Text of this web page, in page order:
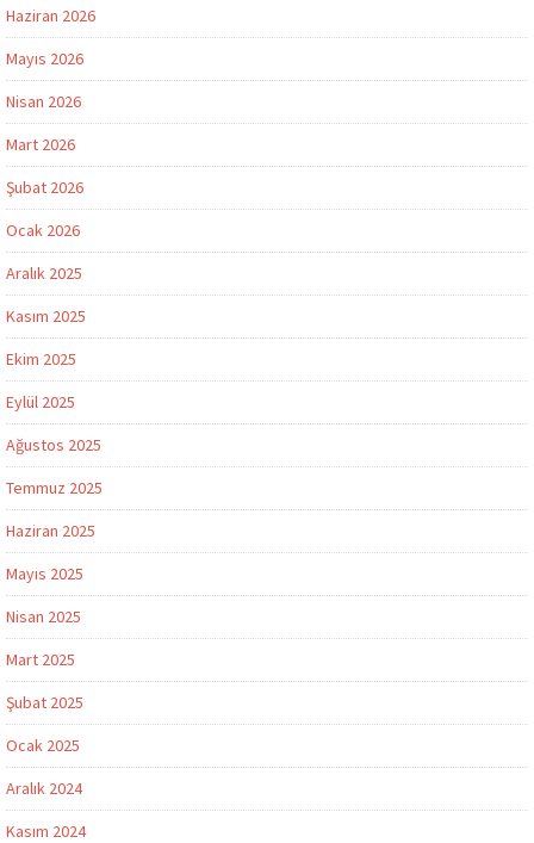
Haziran 2026
Mayıs 2026
Nisan 2026
Mart 2026
Şubat 2026
Ocak 2026
Aralık 2025
Kasım 2025
Ekim 2025
Eylül 2025
Ağustos 2025
Temmuz 2025
Haziran 2025
Mayıs 2025
Nisan 2025
Mart 2025
Şubat 2025
Ocak 2025
Aralık 2024
Kasım 2024